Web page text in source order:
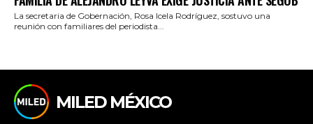
La secretaria de Gobernación, Rosa Icela Rodríguez, sostuvo una
reunión con familiares del periodista...
MILED MÉXICO